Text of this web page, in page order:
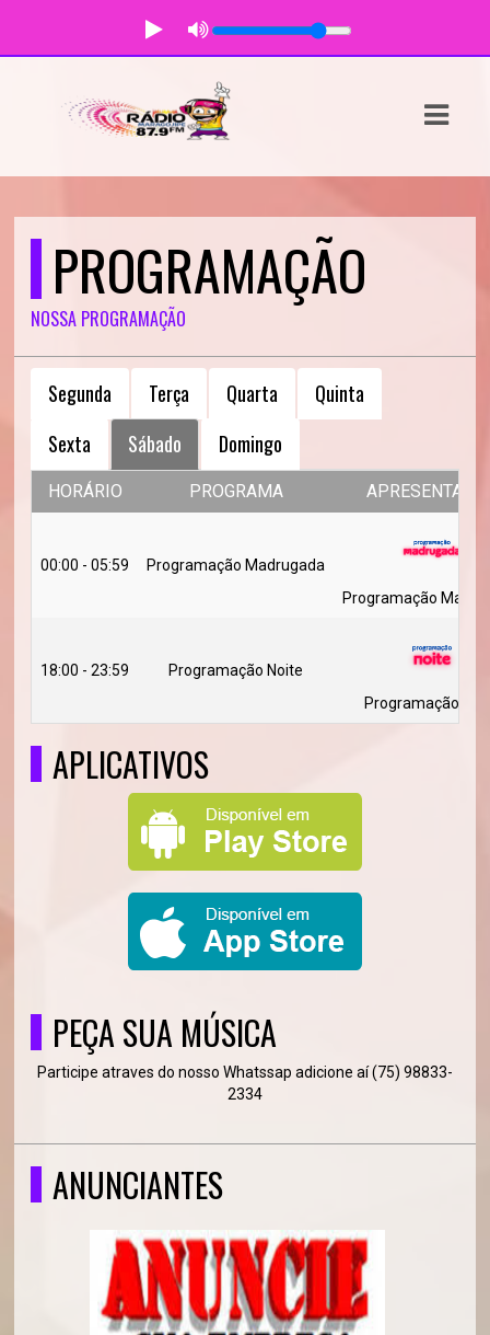
PROGRAMAÇÃO
NOSSA PROGRAMAÇÃO
Segunda Terça Quarta
Quinta
Sexta
Sábado Domingo
HORÁRIO PROGRAMA
00:00 - 05:59
Programação Madrugada
Programação
18:00 - 23:59
Programação Noite
Programação
APLICATIVOS
PEÇA SUA MÚSICA
Participe atraves do nosso Whatssap adicione aí (75) 98833-
2334
ANUNCIANTES